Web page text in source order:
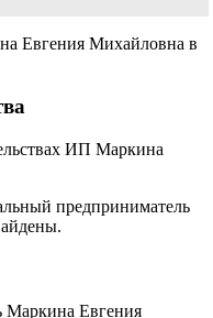
Евгения Михайловна в
ИП Маркина
предприниматель
Маркина Евгения